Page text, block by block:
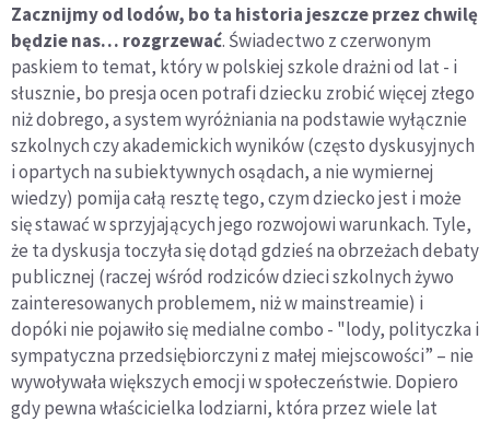
Zacznijmy od lodów, bo ta historia jeszcze przez chwilę
będzie nas… rozgrzewać. Świadectwo z czerwonym
paskiem to temat, który w polskiej szkole drażni od lat - i
słusznie, bo presja ocen potrafi dziecku zrobić więcej złego
niż dobrego, a system wyróżniania na podstawie wyłącznie
szkolnych czy akademickich wyników (często dyskusyjnych
i opartych na subiektywnych osądach, a nie wymiernej
wiedzy) pomija całą resztę tego, czym dziecko jest i może
się stawać w sprzyjających jego rozwojowi warunkach. Tyle,
że ta dyskusja toczyła się dotąd gdzieś na obrzeżach debaty
publicznej (raczej wśród rodziców dzieci szkolnych żywo
zainteresowanych problemem, niż w mainstreamie) i
dopóki nie pojawiło się medialne combo - "lody, polityczka i
sympatyczna przedsiębiorczyni z małej miejscowości” – nie
wywoływała większych emocji w społeczeństwie. Dopiero
gdy pewna właścicielka lodziarni, która przez wiele lat